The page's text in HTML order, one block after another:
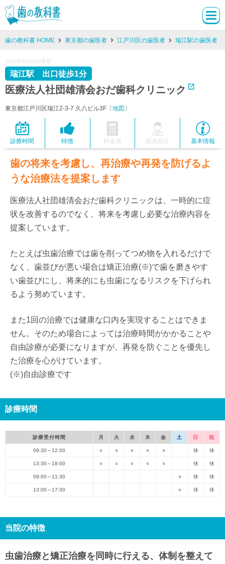
歯の教科書 HOME 東京都の歯医者 江戸川区の歯医者 瑞江駅の歯医者
2024年4月24日更新
医療法人社団雄清会おだ歯科クリニック
瑞江駅 出口徒歩1分
東京都江戸川区瑞江2-3-7 久八ビル3F〔地図 〕
診療時間 特徴 料金表 院長紹介 基本情報
歯の将来を考慮し、再治療や再発を防げるよ
うな治療法を提案します
医療法人社団雄清会おだ歯科クリニックは、一時的に症
状を改善するのでなく、将来を考慮し必要な治療内容を
提案しています。
たとえば虫歯治療では歯を削ってつめ物を入れるだけで
なく、歯並びが悪い場合は矯正治療(※)で歯を磨きやす
い歯並びにし、将来的にも虫歯になるリスクを下げられ
るよう努めています。
また1回の治療では健康な口内を実現することはできま
せん。そのため場合によっては治療時間がかかることや
自由診療が必要になりますが、再発を防ぐことを優先し
た治療を心がけています。
(※)自由診療です
診療時間
診療受付時間 月 火 水 木 金 土 日 祝
09:30～12:00 ○ ○ ○ ○ ○ 休 休
13:30～18:00 ○ ○ ○ ○ ○ 休 休
09:00～11:30 ○ 休 休
13:00～17:30 ○ 休 休
当院の特徴
虫歯治療と矯正治療を同時に行える、体制を整えて